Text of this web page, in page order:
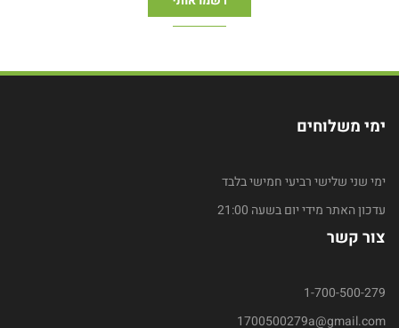
ימי משלוחים
ימי שני שלישי רביעי חמישי בלבד
עדכון האתר מידי יום בשעה 21:00
צור קשר
1-700-500-279
1700500279a@gmail.com